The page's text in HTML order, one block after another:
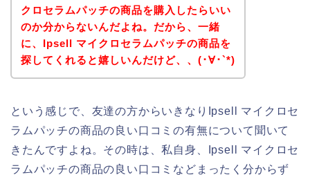
クロセラムパッチの商品を購入したらいい
のか分からないんだよね。だから、一緒
に、Ipsell マイクロセラムパッチの商品を
探してくれると嬉しいんだけど、、(･∀･`*)
という感じで、友達の方からいきなりIpsell マイクロセ
ラムパッチの商品の良い口コミの有無について聞いて
きたんですよね。その時は、私自身、Ipsell マイクロセ
ラムパッチの商品の良い口コミなどまったく分からず